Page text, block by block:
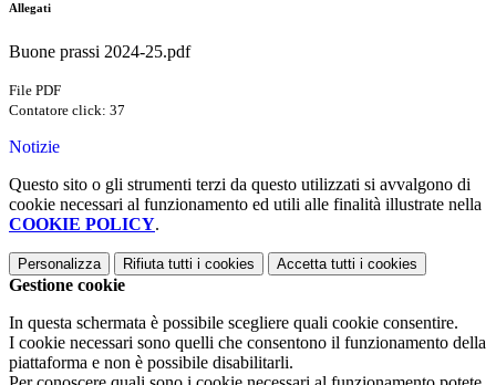
Allegati
Buone prassi 2024-25.pdf
File PDF
Contatore click: 37
Notizie
Questo sito o gli strumenti terzi da questo utilizzati si avvalgono di
cookie necessari al funzionamento ed utili alle finalità illustrate nella
COOKIE POLICY.
Personalizza Rifiuta tutti i cookies Accetta tutti i cookies
Gestione cookie
In questa schermata è possibile scegliere quali cookie consentire.
I cookie necessari sono quelli che consentono il funzionamento della
piattaforma e non è possibile disabilitarli.